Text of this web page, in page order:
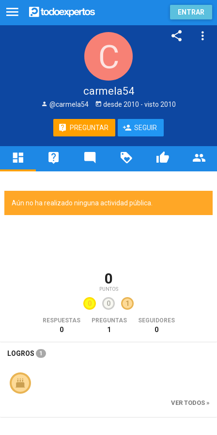
ENTRAR
carmela54
@carmela54 desde 2010 - visto 2010
PREGUNTAR SEGUIR
Aún no ha realizado ninguna actividad pública.
0
PUNTOS
0 0 1
RESPUESTAS
0
PREGUNTAS
1
SEGUIDORES
0
LOGROS 1
VER TODOS »